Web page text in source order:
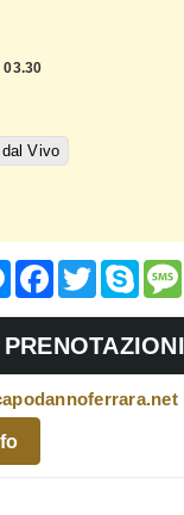
03.30
Vivo
Messenger
Facebook
Twitter